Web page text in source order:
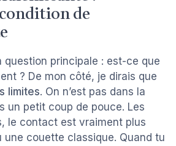
de
question principale : est-ce que
? De mon côté, je dirais que
limites. On n’est pas dans la
un petit coup de pouce. Les
le contact est vraiment plus
une couette classique. Quand tu